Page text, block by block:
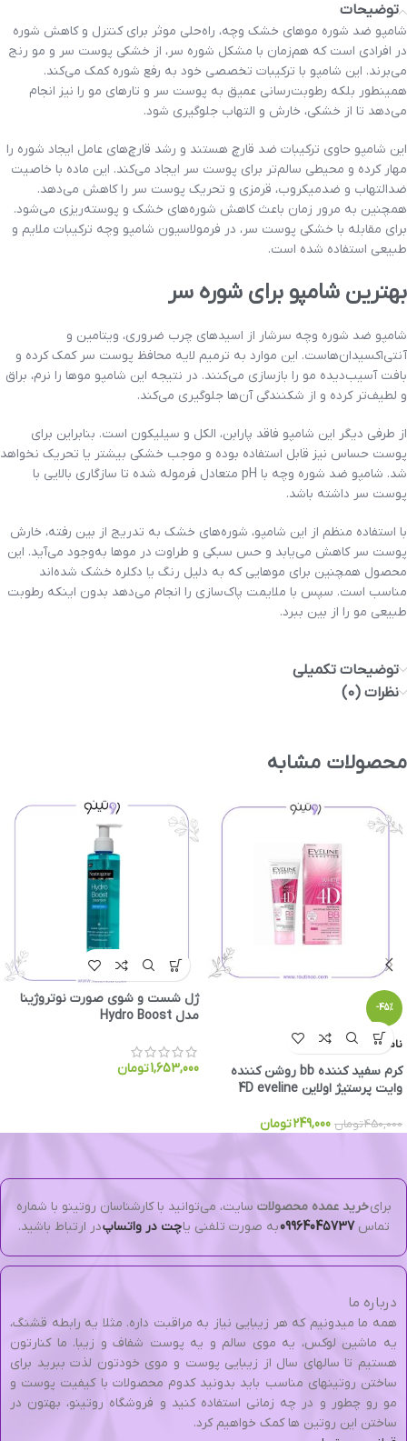
توضیحات
شامپو ضد شوره موهای خشک وچه، راه‌حلی موثر برای کنترل و کاهش شوره
در افرادی است که هم‌زمان با مشکل شوره سر، از خشکی پوست سر و مو رنج
می‌برند. این شامپو با ترکیبات تخصصی خود به رفع شوره کمک می‌کند.
همینطور بلکه رطوبت‌رسانی عمیق به پوست سر و تارهای مو را نیز انجام
می‌دهد تا از خشکی، خارش و التهاب جلوگیری شود.
این شامپو حاوی ترکیبات ضد قارچ هستند و رشد قارچ‌های عامل ایجاد شوره را
مهار کرده و محیطی سالم‌تر برای پوست سر ایجاد می‌کند. این ماده با خاصیت
ضدالتهاب و ضدمیکروب، قرمزی و تحریک پوست سر را کاهش می‌دهد.
همچنین به مرور زمان باعث کاهش شوره‌های خشک و پوسته‌ریزی می‌شود.
برای مقابله با خشکی پوست سر، در فرمولاسیون شامپو وچه ترکیبات ملایم و
طبیعی استفاده شده است.
بهترین شامپو برای شوره سر
شامپو ضد شوره وچه سرشار از اسیدهای چرب ضروری، ویتامین و
آنتی‌اکسیدان‌هاست. این موارد به ترمیم لایه محافظ پوست سر کمک کرده و
بافت آسیب‌دیده مو را بازسازی می‌کنند. در نتیجه این شامپو موها را نرم، براق
و لطیف‌تر کرده و از شکنندگی آن‌ها جلوگیری می‌کند.
از طرفی دیگر این شامپو فاقد پارابن، الکل و سیلیکون است. بنابراین برای
پوست حساس نیز قابل استفاده بوده و موجب خشکی بیشتر یا تحریک نخواهد
شد. شامپو ضد شوره وچه با pH متعادل فرموله شده تا سازگاری بالایی با
پوست سر داشته باشد.
با استفاده منظم از این شامپو، شوره‌های خشک به تدریج از بین رفته، خارش
پوست سر کاهش می‌یابد و حس سبکی و طراوت در موها به‌وجود می‌آید. این
محصول همچنین برای موهایی که به دلیل رنگ یا دکلره خشک شده‌اند
مناسب است. سپس با ملایمت پاک‌سازی را انجام می‌دهد بدون اینکه رطوبت
طبیعی مو را از بین ببرد.
توضیحات تکمیلی
نظرات (0)
محصولات مشابه
-45%
ناموجود
کرم سفید کننده bb روشن کننده
وایت پرستیژ اولاین 4D eveline
450,000تومان 249,000تومان
ژل شست و شوی صورت نوتروژینا
مدل Hydro Boost
1,653,000تومان
برایخرید عمده محصولات سایت، می‌توانید با کارشناسان روتینو با شماره
تماس09964045737به صورت تلفنی یاچت در واتساپدر ارتباط باشید.
درباره ما
همه ما میدونیم که هر زیبایی نیاز به مراقبت داره. مثلا یه رابطه قشنگ،
یه ماشین لوکس، یه موی سالم و یه پوست شفاف و زیبا. ما کنارتون
هستیم تا سالهای سال از زیبایی پوست و موی خودتون لذت ببرید برای
ساختن روتینهای مناسب باید بدونید کدوم محصولات با کیفیت پوست و
مو رو چطور و در چه زمانی استفاده کنید و فروشگاه روتینو، بهتون در
ساختن این روتین ها کمک خواهیم کرد.